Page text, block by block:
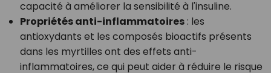
capacité à améliorer la sensibilité à l'insuline.
Propriétés anti-inflammatoires: les
antioxydants et les composés bioactifs présents
dans les myrtilles ont des effets anti-
inflammatoires, ce qui peut aider à réduire le risque